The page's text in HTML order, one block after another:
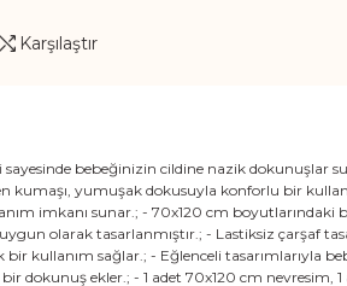
Karşılaştır
bebeğinizin cildine nazik dokunuşlar
kumaşı, yumuşak dokusuyla konforlu bir
imkanı sunar.; - 70x120 cm boyutlarındaki
olarak tasarlanmıştır.; - Lastiksiz çarşaf
kullanım sağlar.; - Eğlenceli tasarımlarıyla
dokunuş ekler.; - 1 adet 70x120 cm nevresim, 1